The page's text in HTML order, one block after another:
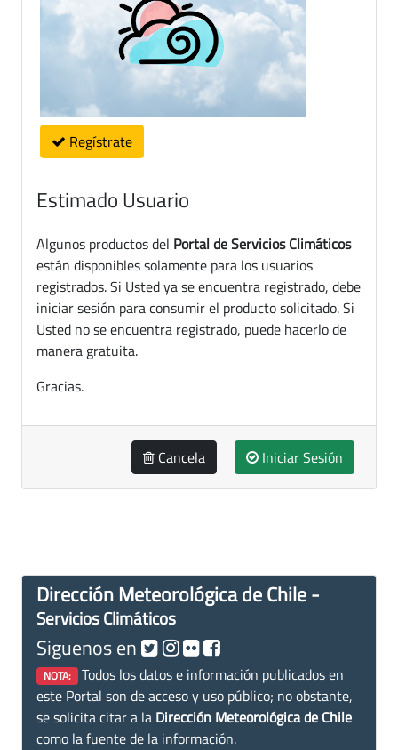
Regístrate
Estimado Usuario
Algunos productos del Portal de Servicios Climáticos
están disponibles solamente para los usuarios
registrados. Si Usted ya se encuentra registrado, debe
iniciar sesión para consumir el producto solicitado. Si
Usted no se encuentra registrado, puede hacerlo de
manera gratuita.
Gracias.
Cancela Iniciar Sesión
Dirección Meteorológica de Chile -
Servicios Climáticos
Siguenos en
NOTA: Todos los datos e información publicados en
este Portal son de acceso y uso público; no obstante,
se solicita citar a la Dirección Meteorológica de Chile
como la fuente de la información.